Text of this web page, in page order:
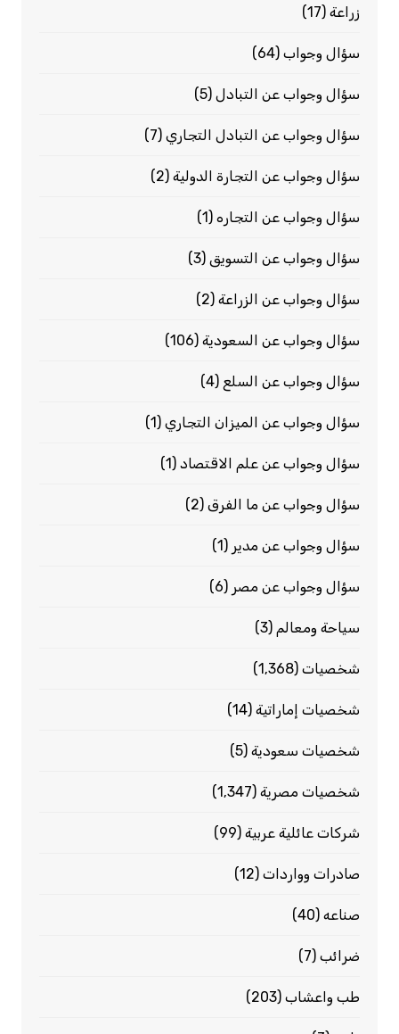
زراعة(17)
سؤال وجواب(64)
سؤال وجواب عن التبادل(5)
سؤال وجواب عن التبادل التجاري(7)
سؤال وجواب عن التجارة الدولية(2)
سؤال وجواب عن التجاره(1)
سؤال وجواب عن التسويق(3)
سؤال وجواب عن الزراعة(2)
سؤال وجواب عن السعودية(106)
سؤال وجواب عن السلع (4)
سؤال وجواب عن الميزان التجاري(1)
سؤال وجواب عن علم الاقتصاد(1)
سؤال وجواب عن ما الفرق(2)
سؤال وجواب عن مدير (1)
سؤال وجواب عن مصر (6)
سياحة ومعالم (3)
شخصيات(1٬368)
شخصيات إماراتية(14)
شخصيات سعودية(5)
شخصيات مصرية(1٬347)
شركات عائلية عربية(99)
صادرات وواردات(12)
صناعه(40)
ضرائب(7)
طب واعشاب(203)